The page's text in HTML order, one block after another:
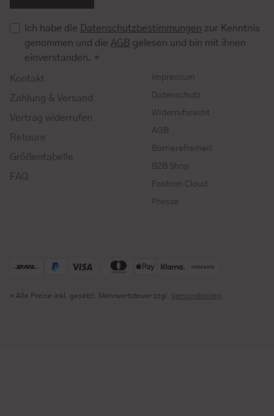
Ich habe die Datenschutzbestimmungen zur Kenntnis
genommen und die AGB gelesen und bin mit ihnen
einverstanden. *
Kontakt
Zahlung & Versand
Vertrag widerrufen
Retoure
Größentabelle
FAQ
Impressum
Datenschutz
Widerrufsrecht
AGB
Barrierefreiheit
B2B Shop
Fashion Cloud
Presse
* Alle Preise inkl. gesetzl. Mehrwertsteuer zzgl. Versandkosten